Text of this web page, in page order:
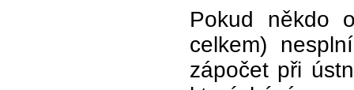
Pokud někdo
celkem)
zápočet při